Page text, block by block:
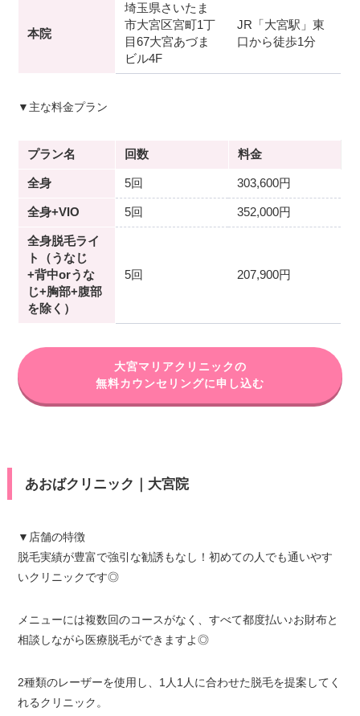
本院
埼玉県さいたま
市大宮区宮町1丁
目67大宮あづま
ビル4F
JR「大宮駅」東
口から徒歩1分
▼主な料金プラン
プラン名 回数 料金
全身 5回 303,600円
全身+VIO 5回 352,000円
全身脱毛ライ
ト（うなじ
+背中orうな
じ+胸部+腹部
を除く）
5回 207,900円
大宮マリアクリニックの
無料カウンセリングに申し込む
あおばクリニック｜大宮院
▼店舗の特徴
脱毛実績が豊富で強引な勧誘もなし！初めての人でも通いやす
いクリニックです◎
メニューには複数回のコースがなく、すべて都度払い♪お財布と
相談しながら医療脱毛ができますよ◎
2種類のレーザーを使用し、1人1人に合わせた脱毛を提案してく
れるクリニック。